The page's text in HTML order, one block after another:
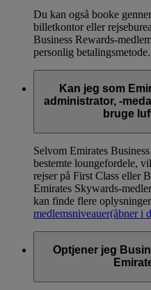
Du kan også booke
billetkontor eller
Business Rewards-
personlig betalingsmetode.
Kan jeg som
administrator, -
bruge
Selvom Emirates
bestemte loungefordele,
rejser på First Class eller
Emirates Skywards-
kan finde flere
medlemsniveauer(åbner i
Optjener jeg